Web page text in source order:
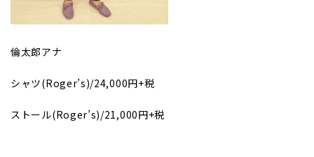
倫太郎アナ
シャツ(Roger’s)/24,000円+税
ストール(Roger’s)/21,000円+税